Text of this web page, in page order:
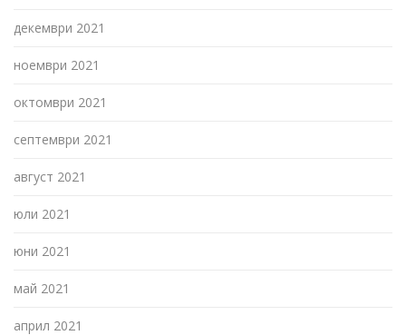
декември 2021
ноември 2021
октомври 2021
септември 2021
август 2021
юли 2021
юни 2021
май 2021
април 2021